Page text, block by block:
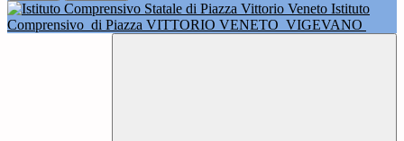
Istituto
Comprensivo di Piazza VITTORIO VENETO VIGEVANO